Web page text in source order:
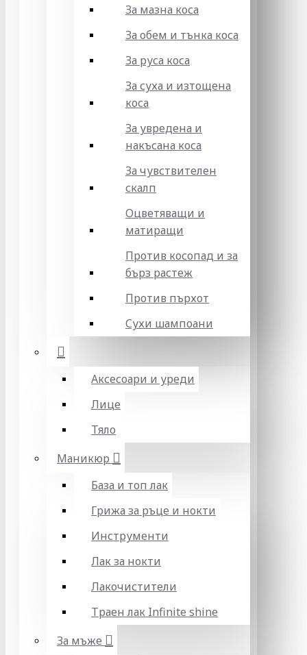
За мазна коса
За обем и тънка коса
За руса коса
За суха и изтощена
коса
За увредена и
накъсана коса
За чувствителен
скалп
Оцветяващи и
матиращи
Против косопад и за
бърз растеж
Против пърхот
Сухи шампоани
Аксесоари и уреди
Лице
Тяло
Маникюр
База и топ лак
Грижа за ръце и нокти
Инструменти
Лак за нокти
Лакочистители
Траен лак Infinite shine
За мъже